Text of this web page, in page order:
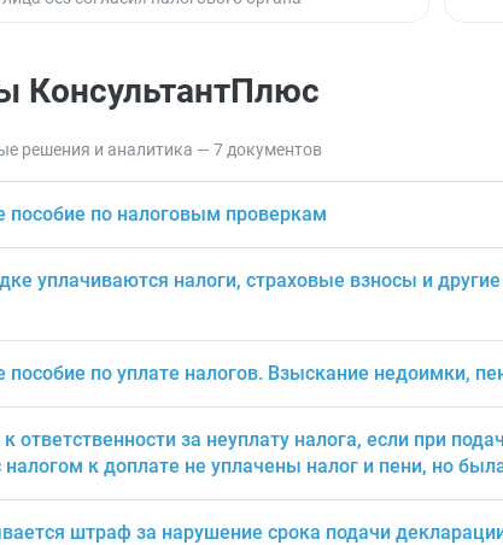
КонсультантПлюс
решения и аналитика — 7 документов
пособие по налоговым проверкам
уплачиваются налоги, страховые взносы и
пособие по уплате налогов. Взыскание недоимки,
ответственности за неуплату налога, если при
к доплате не уплачены налог и пени, но
штраф за нарушение срока подачи